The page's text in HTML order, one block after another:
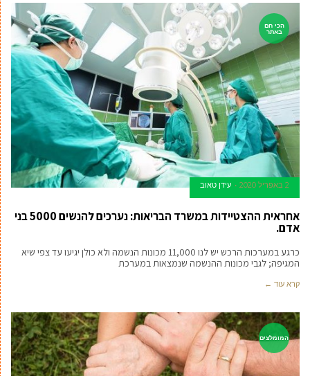
הכי חם
באתר
2 באפריל 2020 עידן טאוב
אחראית ההצטיידות במשרד הבריאות: נערכים להנשים 5000 בני
אדם.
כרגע במערכות הרכש יש לנו 11,000 מכונות הנשמה ולא כולן יגיעו עד צפי שיא
המגיפה; לגבי מכונות ההנשמה שנמצאות במערכת
קרא עוד ←
המומלצים